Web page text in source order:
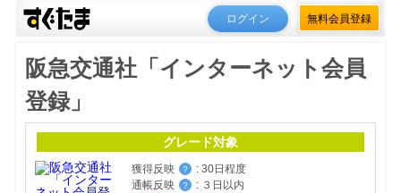
ログイン 無料会員登録
阪急交通社「インターネット会員
登録」
グレード対象
獲得反映 ？ : 30日程度
通帳反映
？ : ３日以内